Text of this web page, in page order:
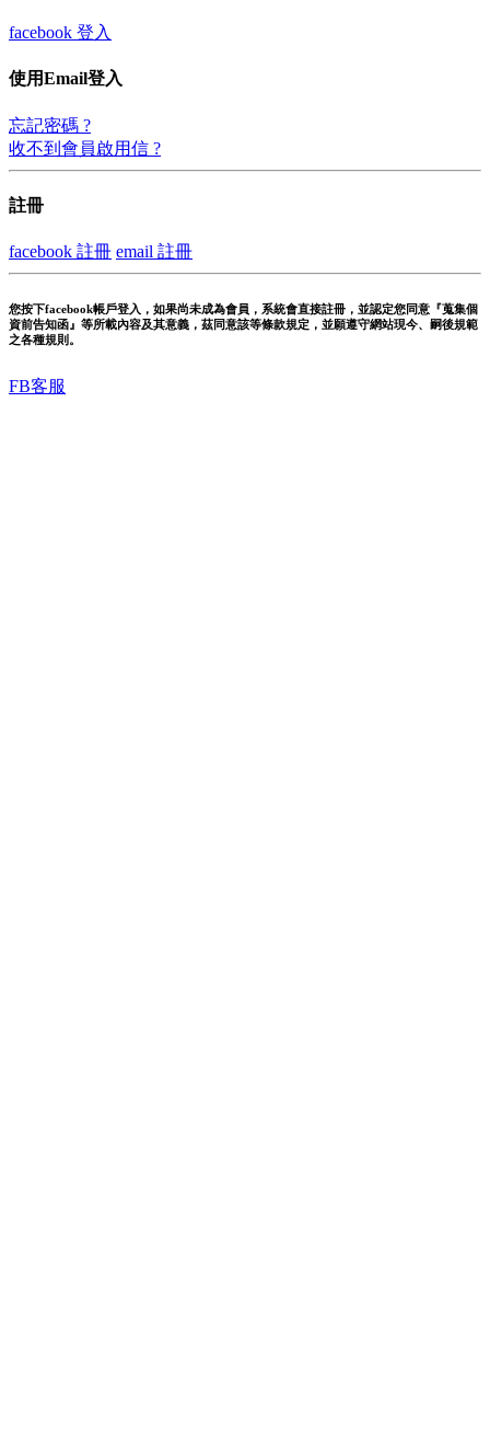
facebook 登入
使用Email登入
忘記密碼 ?
收不到會員啟用信 ?
註冊
facebook 註冊 email 註冊
您按下facebook帳戶登入，如果尚未成為會員，系統會直接註冊，並認定您同意『蒐集個
資前告知函』等所載內容及其意義，茲同意該等條款規定，並願遵守網站現今、嗣後規範
之各種規則。
FB客服